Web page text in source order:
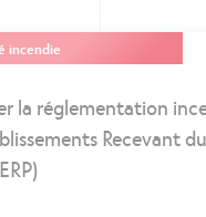
incendie
la réglementation
Recevant du